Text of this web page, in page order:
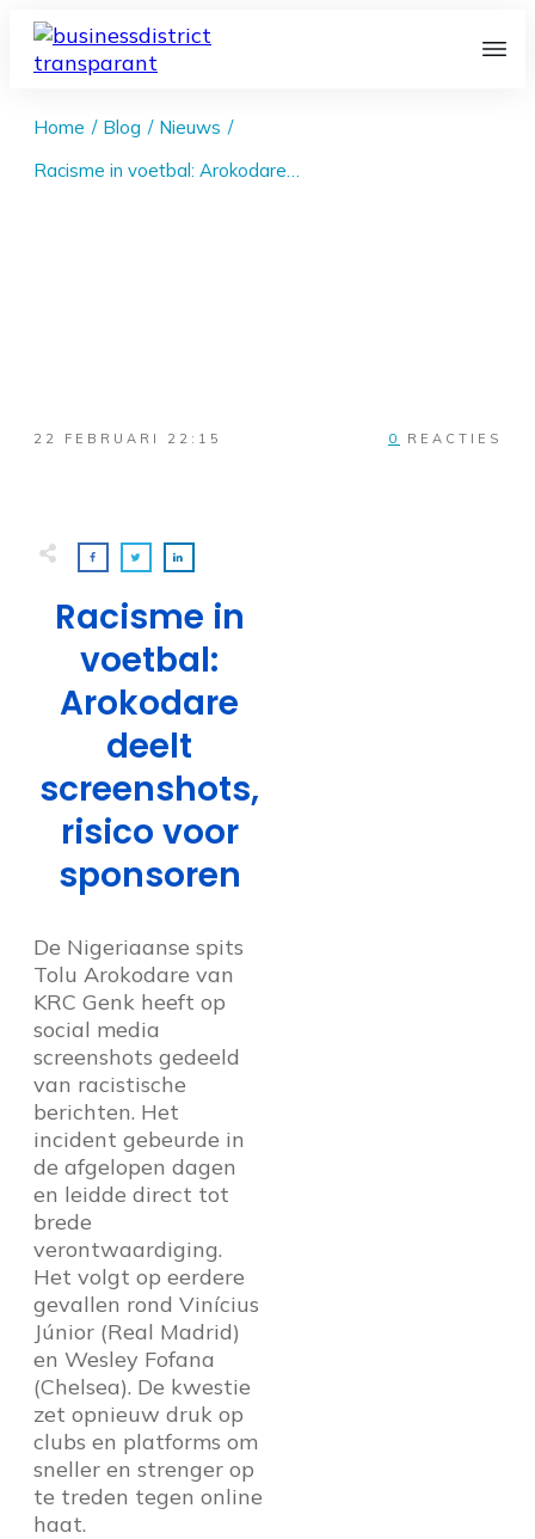
Home / Blog / Nieuws /
Racisme in voetbal: Arokodare deelt screenshots, risico voor sponsoren
22 FEBRUARI 22:15 0 REACTIES
Racisme in
voetbal:
Arokodare
deelt
screenshots,
risico voor
sponsoren
De Nigeriaanse spits
Tolu Arokodare van
KRC Genk heeft op
social media
screenshots gedeeld
van racistische
berichten. Het
incident gebeurde in
de afgelopen dagen
en leidde direct tot
brede
verontwaardiging.
Het volgt op eerdere
gevallen rond Vinícius
Júnior (Real Madrid)
en Wesley Fofana
(Chelsea). De kwestie
zet opnieuw druk op
clubs en platforms om
sneller en strenger op
te treden tegen online
haat.